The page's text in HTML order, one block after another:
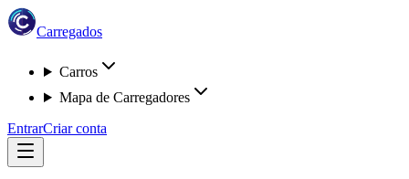
Carregados
Carros
Mapa de Carregadores
EntrarCriar conta